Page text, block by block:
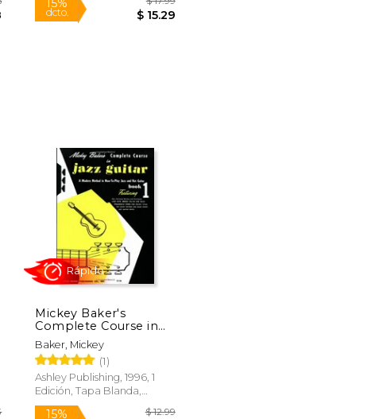
$ 70.75
$ 35.38
15%
dcto.
Mickey Baker's
Complete Course in
Jazz Guitar: Book 1
(Ashley Publications)
(en Inglés)
Baker, Mickey
(1)
Ashley Publishing, 1996, 1
Edición, Tapa Blanda,
Nuevo